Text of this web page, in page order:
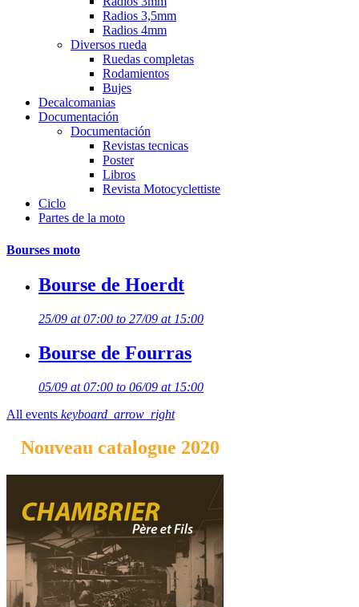
Radios 3,5mm
Radios 4mm
Diversos rueda
Ruedas completas
Rodamientos
Bujes
Decalcomanias
Documentación
Documentación
Revistas tecnicas
Poster
Libros
Revista Motocyclettiste
Ciclo
Partes de la moto
Bourses moto
Bourse de Hoerdt
25/09 at 07:00 to 27/09 at 15:00
Bourse de Fourras
05/09 at 07:00 to 06/09 at 15:00
All events keyboard_arrow_right
Nouveau catalogue 2020